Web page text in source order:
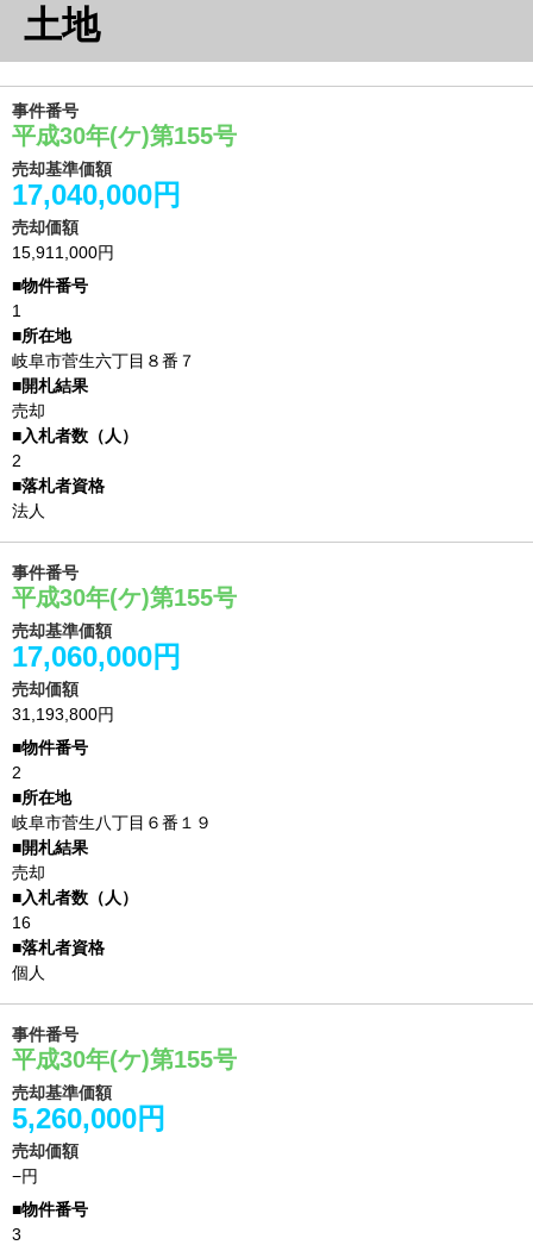
土地
事件番号
平成30年(ケ)第155号
売却基準価額
17,040,000円
売却価額
15,911,000円
1
岐阜市菅生六丁目８番７
売却
2
法人
事件番号
平成30年(ケ)第155号
売却基準価額
17,060,000円
売却価額
31,193,800円
2
岐阜市菅生八丁目６番１９
売却
16
個人
事件番号
平成30年(ケ)第155号
売却基準価額
5,260,000円
売却価額
−円
3